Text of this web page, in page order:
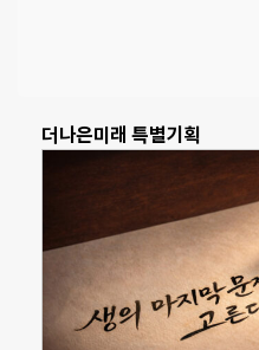
더나은미래 특별기획